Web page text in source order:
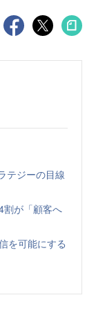
テジーの目線
割が「顧客へ
を可能にする